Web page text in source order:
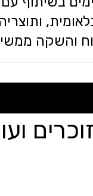
והשקה